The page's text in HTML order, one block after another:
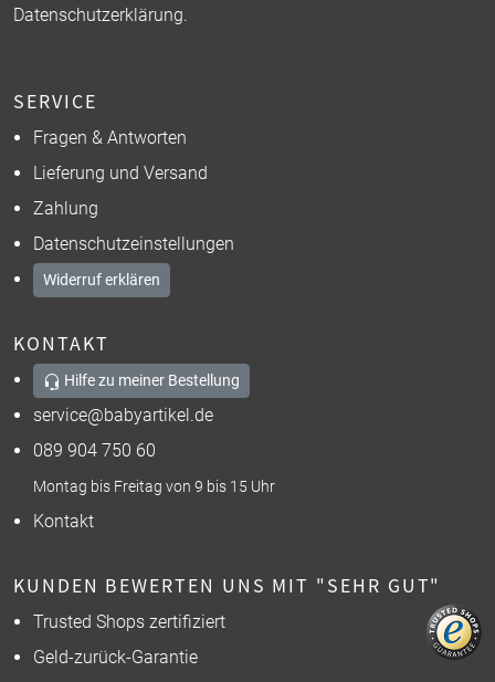
Datenschutzerklärung.
SERVICE
Fragen & Antworten
Lieferung und Versand
Zahlung
Datenschutzeinstellungen
Widerruf erklären
KONTAKT
Hilfe zu meiner Bestellung
service@babyartikel.de
089 904 750 60
Montag bis Freitag von 9 bis 15 Uhr
Kontakt
KUNDEN BEWERTEN UNS MIT "SEHR GUT"
Trusted Shops zertifiziert
Geld-zurück-Garantie